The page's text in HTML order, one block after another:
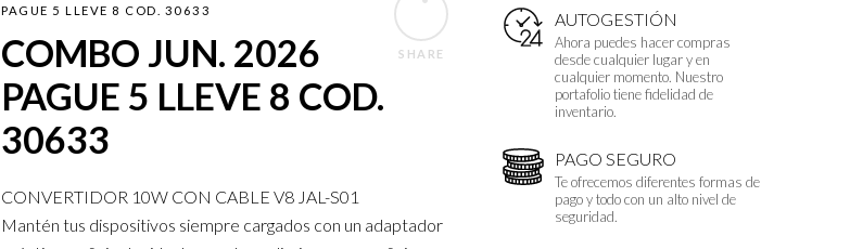
AUTOGESTIÓN
Ahora puedes hacer compras
desde cualquier lugar y en
cualquier momento. Nuestro
portafolio tiene fidelidad de
inventario.
PAGO SEGURO
Te ofrecemos diferentes formas de
pago y todo con un alto nivel de
seguridad.
SHARE
PAGUE 5 LLEVE 8 COD. 30633
COMBO JUN. 2026
PAGUE 5 LLEVE 8 COD.
30633
CONVERTIDOR 10W CON CABLE V8 JAL-S01
Mantén tus dispositivos siempre cargados con un adaptador